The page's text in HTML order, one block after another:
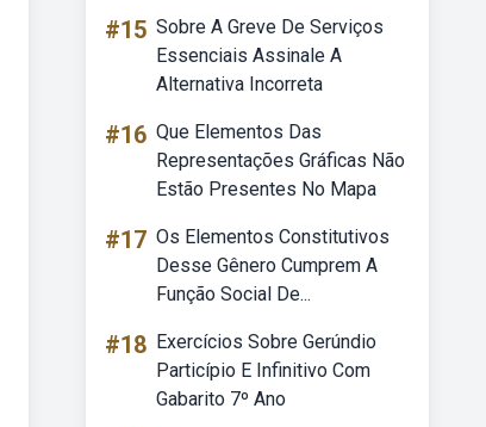
#15 Sobre A Greve De Serviços
Essenciais Assinale A
Alternativa Incorreta
#16 Que Elementos Das
Representações Gráficas Não
Estão Presentes No Mapa
#17 Os Elementos Constitutivos
Desse Gênero Cumprem A
Função Social De...
#18 Exercícios Sobre Gerúndio
Particípio E Infinitivo Com
Gabarito 7º Ano